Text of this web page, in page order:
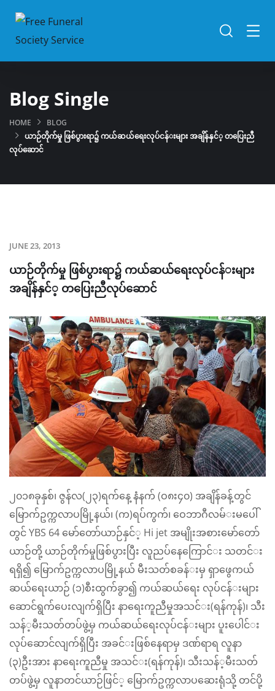
Blog Single
HOME
BLOG
ယာဉ်​တိုက်​မှု ဖြစ်​ပွားရာ၌ ကယ်​ဆယ်​​ရေးလုပ်​ငန်​းများ အချိန်​နှင်​့ တ​ပြေးညီ
လုပ်​​ဆောင်​
JUNE 23, 2013
ယာဉ်​တိုက်​မှု ဖြစ်​ပွားရာ၌ ကယ်​ဆယ်​​ရေးလုပ်​ငန်​းများ
အချိန်​နှင်​့ တ​ပြေးညီလုပ်​​ဆောင်​
၂၀၁၈ခုနှစ်​၊ ဇွန်​လ(၂၃)ရက်​​နေ့ နံနက်​ (ဝ၈း၄၀) အချိန်​ခန့်တွင်​ ​
မြောက်​ဥက္ကလာပမြို့နယ်​၊ (က)ရပ်​ကွက်​၊ ​ဝေဘာဂီလမ်​းမ​ပေါ်
တွင်​ YBS 64 ​မော်​​တော်​ယာဉ်​နှင်​့ Hi jet အမျိုးအစားမော်​​တော်​
ယာဉ်​တို့ ယာဉ်​တိုက်​မှုဖြစ်​ပွားပြီး လူညပ်​​နေ​ကြောင်​း သတင်​း
ရရှိ၍ ​မြောက်​ဥက္ကလာပမြို့နယ်​ မီးသတ်​စခန်​းမှ ရှာ​ဖွေကယ်​
ဆယ်​​ရေးယာဉ်​ (၁)စီးထွက်​ခွာ၍ ကယ်​ဆယ်​​ရေး လုပ်​ငန်​းများ ​
ဆောင်​ရွက်​​ပေးလျက်​ရှိပြီး နာ​ရေးကူညီမှုအသင်​း(ရန်​ကုန်​)၊ သီး
သန်​့မီးသတ်​တပ်​ဖွဲ့မှ ကယ်​ဆယ်​​ရေးလုပ်​ငန်​းများ ပူး​ပေါင်​း
လုပ်​​ဆောင်​လျက်​ရှိပြီး အခင်​းဖြစ်​​နေရာမှ ဒဏ်​ရာရ လူနာ
(၃)ဦးအား နာ​ရေးကူညီမှု အသင်​း(ရန်​ကုန်​)၊ သီးသန်​့မီးသတ်​
တပ်​ဖွဲ့မှ လူနာတင်​ယာဉ်​ဖြင်​့ ​မြောက်​ဥက္ကလာပ​ဆေးရုံသို့ တင်​ပို့